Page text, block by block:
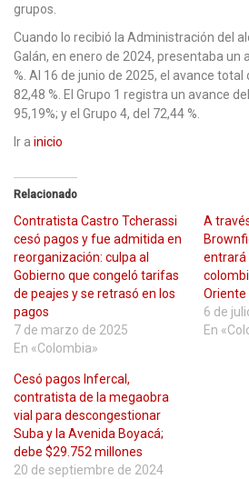
grupos.
Cuando lo recibió la Administración del
Galán, en enero de 2024, presentaba un
%. Al 16 de junio de 2025, el avance total
82,48 %. El Grupo 1 registra un avance
95,19%; y el Grupo 4, del 72,44 %.
Ir a inicio
Relacionado
Contratista Castro Tcherassi
cesó pagos y fue admitida en
reorganización: culpa al
Gobierno que congeló tarifas
de peajes y se retrasó en los
pagos
7 de marzo de 2025
En «Colombia»
A
entrará
Oriente
6 de
En
Cesó pagos Infercal,
contratista de la megaobra
vial para descongestionar
Suba y la Avenida Boyacá;
debe $29.752 millones
20 de septiembre de 2024